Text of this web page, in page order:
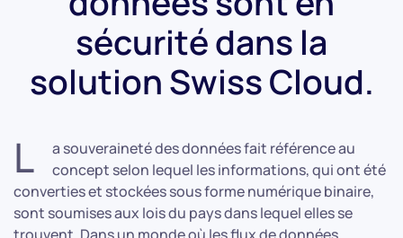
sécurité dans la
solution Swiss Cloud.
L
a souveraineté des données fait référence au
concept selon lequel les informations, qui ont été
converties et stockées sous forme numérique binaire,
sont soumises aux lois du pays dans lequel elles se